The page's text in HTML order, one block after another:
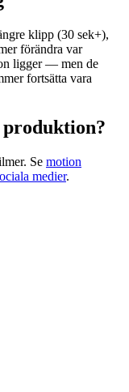
klipp (30 sek+),
förändra var
ligger — men de
fortsätta vara
Se motion
medier.